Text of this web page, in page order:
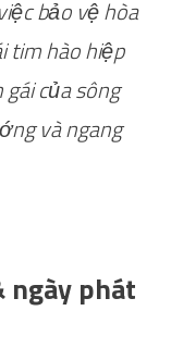
bảo vệ hòa
tim hào hiệp
của sông
và ngang
phát